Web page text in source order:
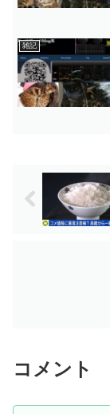
雑記
コメント